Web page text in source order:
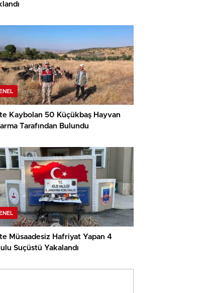
Kaybolan 50 Küçükbaş Hayvan
Tarafından Bulundu
Müsaadesiz Hafriyat Yapan 4
Suçüstü Yakalandı